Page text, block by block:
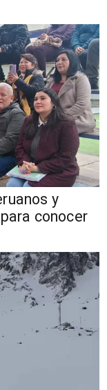
y
conocer